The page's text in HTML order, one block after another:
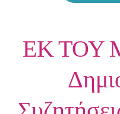
ΕΚ ΤΟΥ